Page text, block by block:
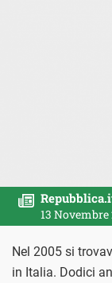
13 Novembre
Nel 2005 si
in Italia. Dodici